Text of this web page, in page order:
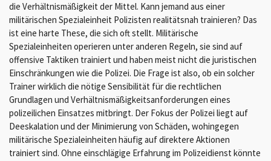
die Verhältnismäßigkeit der Mittel. Kann jemand aus einer
militärischen Spezialeinheit Polizisten realitätsnah trainieren? Das
ist eine harte These, die sich oft stellt. Militärische
Spezialeinheiten operieren unter anderen Regeln, sie sind auf
offensive Taktiken trainiert und haben meist nicht die juristischen
Einschränkungen wie die Polizei. Die Frage ist also, ob ein solcher
Trainer wirklich die nötige Sensibilität für die rechtlichen
Grundlagen und Verhältnismäßigkeitsanforderungen eines
polizeilichen Einsatzes mitbringt. Der Fokus der Polizei liegt auf
Deeskalation und der Minimierung von Schäden, wohingegen
militärische Spezialeinheiten häufig auf direktere Aktionen
trainiert sind. Ohne einschlägige Erfahrung im Polizeidienst könnte